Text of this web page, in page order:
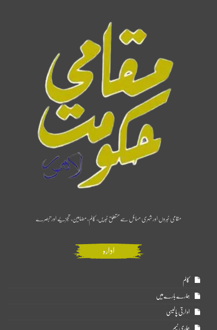
مقامی خبروں اور شہری مسائل سے متعلق خبریں، کالم، مضامین، تجزیے اور تبصرے
ادارہ
کالم
ہمارے بارے میں
ادارتی پالیسی
ہماری ٹیم